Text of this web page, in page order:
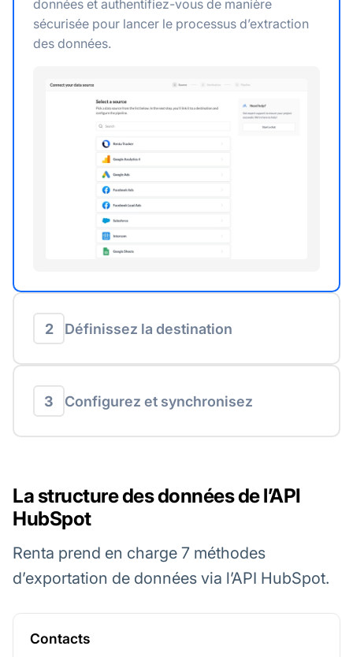
données et authentifiez-vous de manière
sécurisée pour lancer le processus d’extraction
des données.
2 Définissez la destination
3 Configurez et synchronisez
La structure des données de l’API
HubSpot
Renta prend en charge 7 méthodes
d’exportation de données via l’API HubSpot.
Contacts